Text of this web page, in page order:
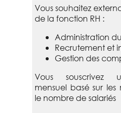
Vous souhaitez
de la fonction RH :
Administration
Recrutement et
Gestion des
Vous souscrivez
mensuel basé sur les
le nombre de salariés